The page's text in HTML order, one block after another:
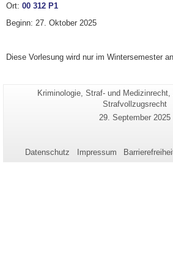
Ort: 00 312 P1
Beginn: 27. Oktober 2025
Diese Vorlesung wird nur im Wintersemester
zu
Seite
Seiten-
Kriminologie, Straf- und
Strafvollzugsrecht
Letzte
29. September 2025
Datenschutz Impressum